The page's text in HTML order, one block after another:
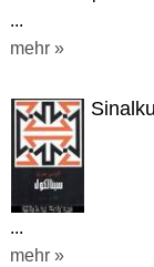
...
mehr »
...
mehr »